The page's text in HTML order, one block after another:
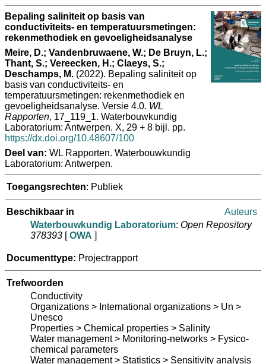
Bepaling saliniteit op basis van
conductiviteits- en temperatuursmetingen:
rekenmethodiek en gevoeligheidsanalyse
Meire, D.; Vandenbruwaene, W.; De Bruyn, L.;
Thant, S.; Vereecken, H.; Claeys, S.;
Deschamps, M. (2022). Bepaling saliniteit op
basis van conductiviteits- en
temperatuursmetingen: rekenmethodiek en
gevoeligheidsanalyse. Versie 4.0. WL
Rapporten, 17_119_1. Waterbouwkundig
Laboratorium: Antwerpen. X, 29 + 8 bijl. pp.
https://dx.doi.org/10.48607/100
Deel van: WL Rapporten. Waterbouwkundig
Laboratorium: Antwerpen.
Toegangsrechten: Publiek
Beschikbaar in
Auteurs
Waterbouwkundig Laboratorium: Open Repository
378393 [OWA ]
Documenttype: Projectrapport
Trefwoorden
Conductivity
Organizations > International organizations > Un >
Unesco
Properties > Chemical properties > Salinity
Water management > Monitoring-networks > Fysico-
chemical parameters
Water management > Statistics > Sensitivity analysis